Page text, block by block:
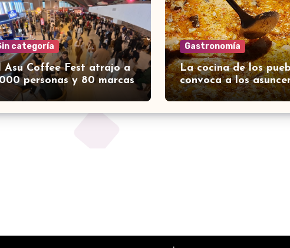
categoría
Asu Coffee Fest atrajo a
personas y 80 marcas
Gastronomía
La cocina de los
convoca a los